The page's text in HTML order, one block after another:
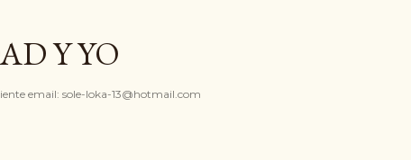
Y YO
email: sole-loka-13@hotmail.com